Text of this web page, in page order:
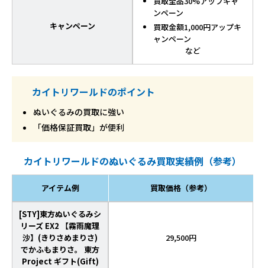
キャンペーン
ンペーン
買取金額1,000円アップキ
ャンペーン
など
カイトリワールドのポイント
ぬいぐるみの買取に強い
「価格保証買取」が便利
カイトリワールドのぬいぐるみ買取実績例（参考）
アイテム例 買取価格（参考）
[STY]東方ぬいぐるみシ
リーズ EX2 【霧雨魔理
沙】(きりさめまりさ)
でかふもまりさ。 東方
Project ギフト(Gift)
29,500円